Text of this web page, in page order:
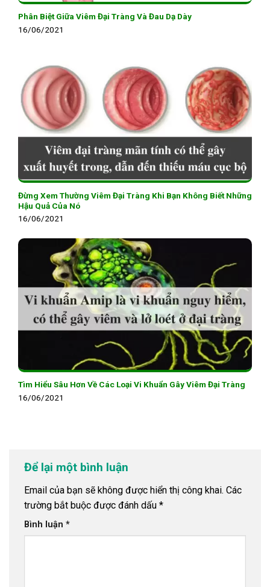
Phân Biệt Giữa Viêm Đại Tràng Và Đau Dạ Dày
16/06/2021
Đừng Xem Thường Viêm Đại Tràng Khi Bạn Không Biết Những
Hậu Quả Của Nó
16/06/2021
Tìm Hiểu Sâu Hơn Về Các Loại Vi Khuẩn Gây Viêm Đại Tràng
16/06/2021
Để lại một bình luận
Email của bạn sẽ không được hiển thị công khai. Các
trường bắt buộc được đánh dấu *
Bình luận *